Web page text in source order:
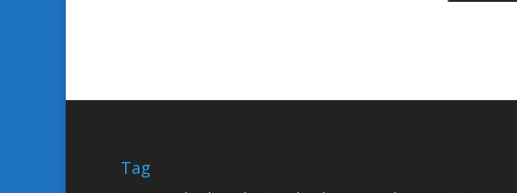
Tag